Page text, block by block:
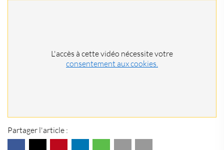
L'accès à cette vidéo nécessite votre
consentement aux cookies.
Partager l'article :